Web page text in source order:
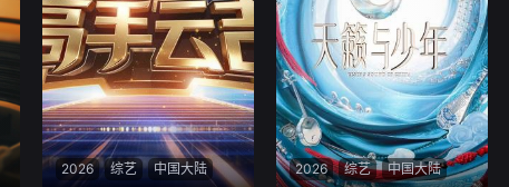
讨关于情感婚姻、家庭关系、
职场社交等深层次的30 女性
议题，棚内
活于城市中的文艺爱好者、饕
餮美食家和匠心青年等等为切
入点勾勒城市内在精神
2026 综艺 中国大陆 2026 综艺 中国大陆